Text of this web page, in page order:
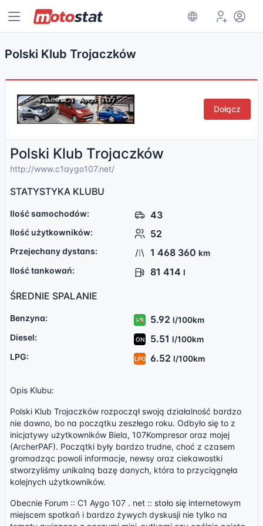
Polski Klub Trojaczków
Dołącz
Polski Klub Trojaczków
http://www.c1aygo107.net/
STATYSTYKA KLUBU
Ilość samochodów: 43
Ilość użytkowników: 52
Przejechany dystans: 1 468 360 km
Ilość tankowań: 81 414 l
ŚREDNIE SPALANIE
Benzyna: PB 5.92 l/100km
Diesel: ON 5.51 l/100km
LPG: LPG 6.52 l/100km
Opis Klubu:
Polski Klub Trojaczków rozpoczął swoją działalność bardzo
nie dawno, bo na początku zeszłego roku. Odbyło się to z
inicjatywy użytkowników Biela, 107Kompresor oraz mojej
(ArcherPAF). Początki były bardzo trudne, choć z czasem
gromadząc powoli informacje, newsy oraz ciekawostki
stworzyliśmy unikalną bazę danych, która to przyciągnęła
kolejnych użytkowników.
Obecnie Forum :: C1 Aygo 107 . net :: stało się internetowym
miejscem spotkań i bardzo żywych dyskusji nie tylko na